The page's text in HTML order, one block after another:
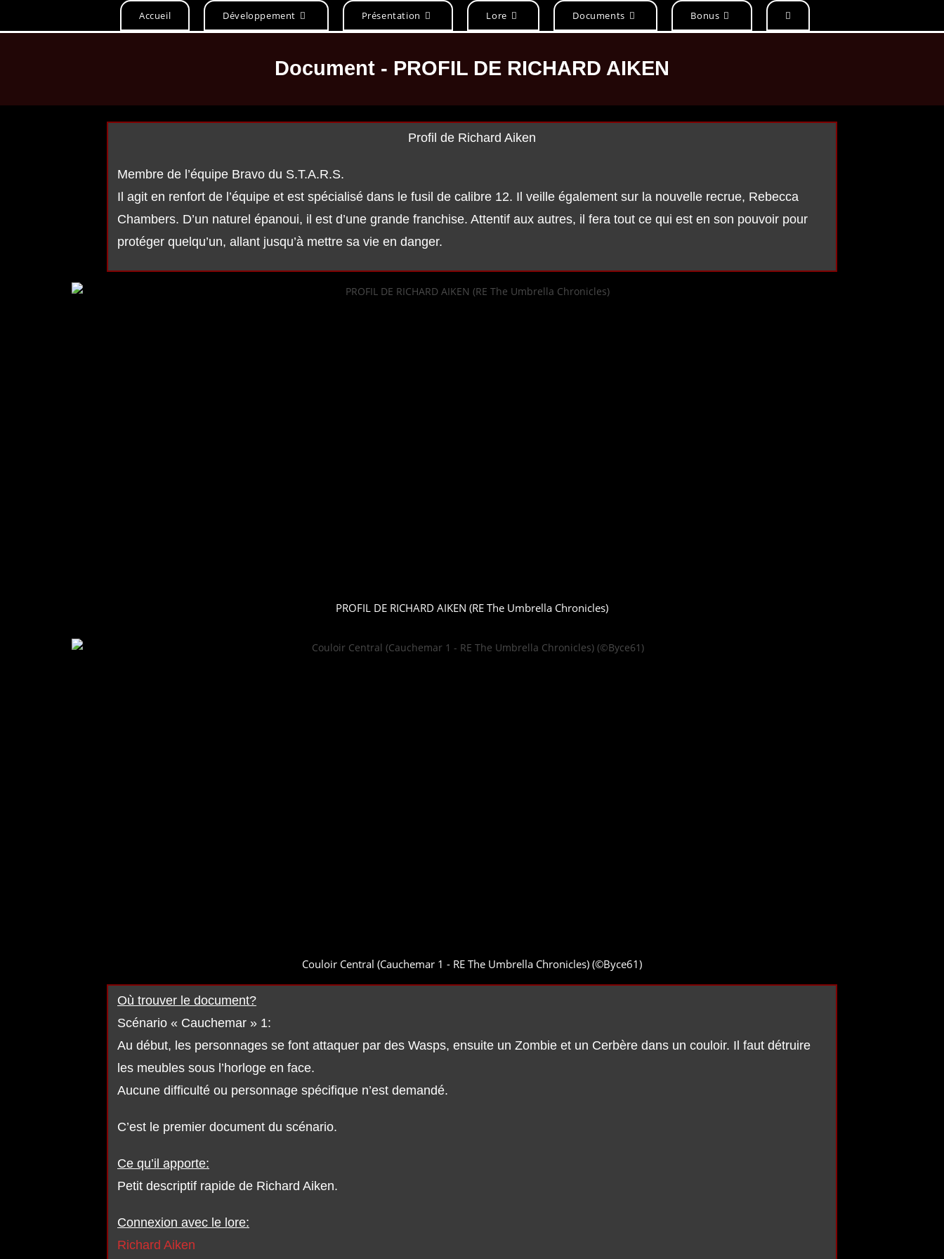
Accueil Développement Présentation Lore Documents Bonus
Document - PROFIL DE RICHARD AIKEN
Profil de Richard Aiken
Membre de l’équipe Bravo du S.T.A.R.S.
Il agit en renfort de l’équipe et est spécialisé dans le fusil de calibre 12. Il veille également sur la nouvelle recrue, Rebecca
Chambers. D’un naturel épanoui, il est d’une grande franchise. Attentif aux autres, il fera tout ce qui est en son pouvoir pour
protéger quelqu’un, allant jusqu’à mettre sa vie en danger.
PROFIL DE RICHARD AIKEN (RE The Umbrella Chronicles)
Couloir Central (Cauchemar 1 - RE The Umbrella Chronicles) (©Byce61)
Où trouver le document?
Scénario « Cauchemar » 1:
Au début, les personnages se font attaquer par des Wasps, ensuite un Zombie et un Cerbère dans un couloir. Il faut détruire
les meubles sous l’horloge en face.
Aucune difficulté ou personnage spécifique n’est demandé.
C’est le premier document du scénario.
Ce qu’il apporte:
Petit descriptif rapide de Richard Aiken.
Connexion avec le lore:
Richard Aiken